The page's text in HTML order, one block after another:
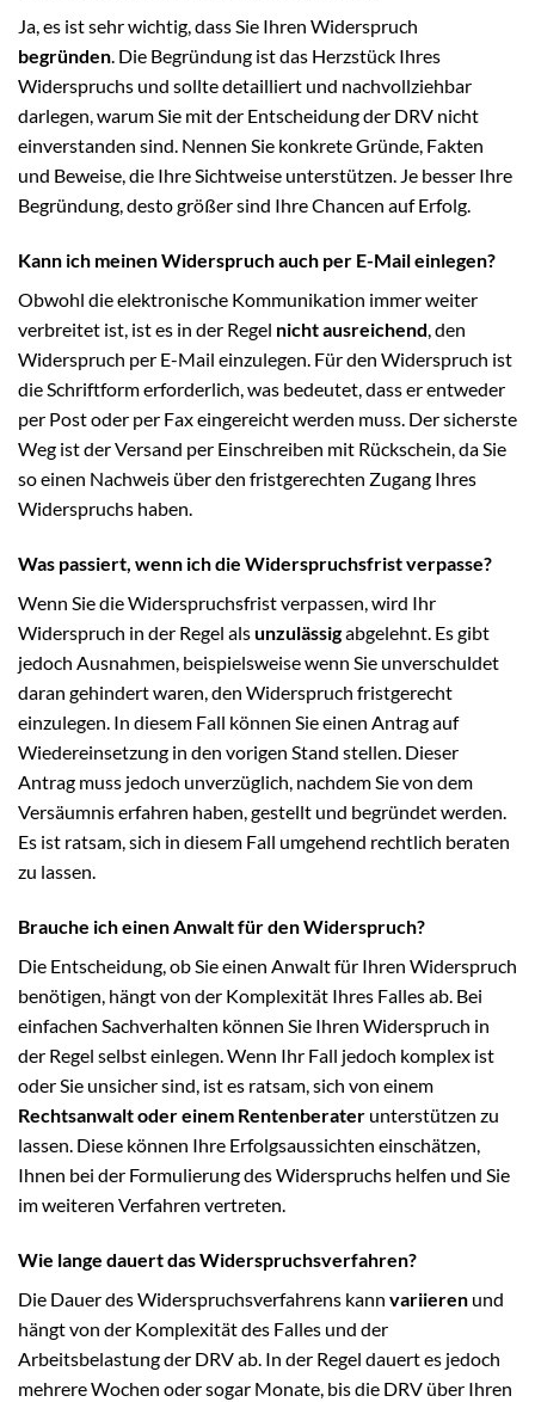
Ja, es ist sehr wichtig, dass Sie Ihren Widerspruch
begründen. Die Begründung ist das Herzstück Ihres
Widerspruchs und sollte detailliert und nachvollziehbar
darlegen, warum Sie mit der Entscheidung der DRV nicht
einverstanden sind. Nennen Sie konkrete Gründe, Fakten
und Beweise, die Ihre Sichtweise unterstützen. Je besser Ihre
Begründung, desto größer sind Ihre Chancen auf Erfolg.
Kann ich meinen Widerspruch auch per E-Mail einlegen?
Obwohl die elektronische Kommunikation immer weiter
verbreitet ist, ist es in der Regel nicht ausreichend, den
Widerspruch per E-Mail einzulegen. Für den Widerspruch ist
die Schriftform erforderlich, was bedeutet, dass er entweder
per Post oder per Fax eingereicht werden muss. Der sicherste
Weg ist der Versand per Einschreiben mit Rückschein, da Sie
so einen Nachweis über den fristgerechten Zugang Ihres
Widerspruchs haben.
Was passiert, wenn ich die Widerspruchsfrist verpasse?
Wenn Sie die Widerspruchsfrist verpassen, wird Ihr
Widerspruch in der Regel alsunzulässigabgelehnt. Es gibt
jedoch Ausnahmen, beispielsweise wenn Sie unverschuldet
daran gehindert waren, den Widerspruch fristgerecht
einzulegen. In diesem Fall können Sie einen Antrag auf
Wiedereinsetzung in den vorigen Stand stellen. Dieser
Antrag muss jedoch unverzüglich, nachdem Sie von dem
Versäumnis erfahren haben, gestellt und begründet werden.
Es ist ratsam, sich in diesem Fall umgehend rechtlich beraten
zu lassen.
Brauche ich einen Anwalt für den Widerspruch?
Die Entscheidung, ob Sie einen Anwalt für Ihren Widerspruch
benötigen, hängt von der Komplexität Ihres Falles ab. Bei
einfachen Sachverhalten können Sie Ihren Widerspruch in
der Regel selbst einlegen. Wenn Ihr Fall jedoch komplex ist
oder Sie unsicher sind, ist es ratsam, sich von einem
Rechtsanwalt oder einem Rentenberater unterstützen zu
lassen. Diese können Ihre Erfolgsaussichten einschätzen,
Ihnen bei der Formulierung des Widerspruchs helfen und Sie
im weiteren Verfahren vertreten.
Wie lange dauert das Widerspruchsverfahren?
Die Dauer des Widerspruchsverfahrens kann variieren und
hängt von der Komplexität des Falles und der
Arbeitsbelastung der DRV ab. In der Regel dauert es jedoch
mehrere Wochen oder sogar Monate, bis die DRV über Ihren